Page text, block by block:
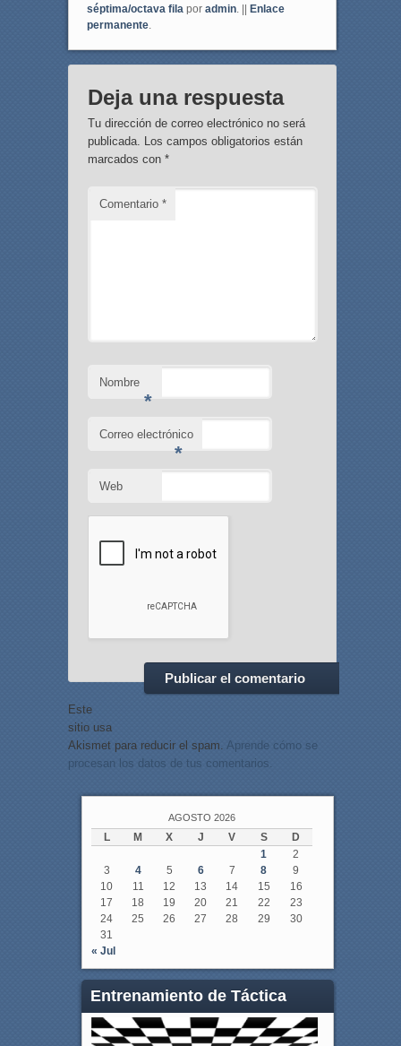
séptima/octava fila por admin. || Enlace
permanente.
Deja una respuesta
Tu dirección de correo electrónico no será
publicada. Los campos obligatorios están
marcados con *
Comentario *
Nombre
*
Correo electrónico
*
Web
Este
sitio usa
Akismet para reducir el spam. Aprende cómo se
procesan los datos de tus comentarios.
AGOSTO 2026
L M X J V S
D
1
2
3
4 5 6 7 8
9
10
11 12 13 14 15
16
17
18 19 20 21 22
23
24
25 26 27 28 29
30
31
« Jul
Entrenamiento de Táctica